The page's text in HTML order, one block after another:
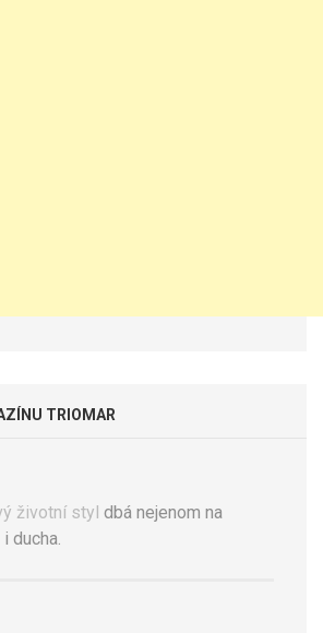
TRIOMAR
životní styl dbá nejenom na
ducha.